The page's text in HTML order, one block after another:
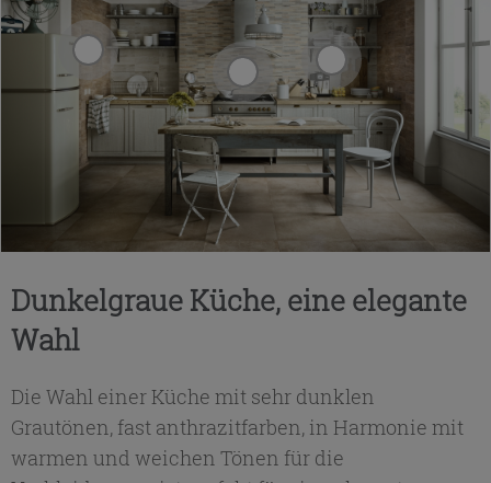
Dunkelgraue Küche, eine elegante
Wahl
Die Wahl einer Küche mit sehr dunklen
Grautönen, fast anthrazitfarben, in Harmonie mit
warmen und weichen Tönen für die